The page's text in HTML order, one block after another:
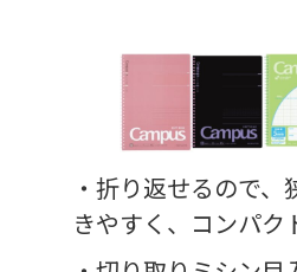
・折り返せるので
きやすく、コンパク